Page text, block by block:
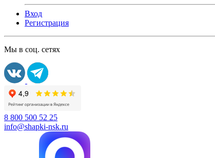
Вход
Регистрация
Мы в соц. сетях
8 800 500 52 25
info@shapki-nsk.ru